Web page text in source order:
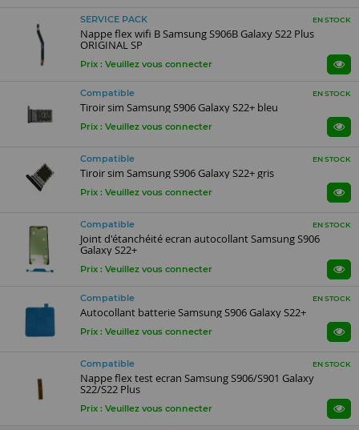
SERVICE PACK EN STOCK
Nappe flex wifi B Samsung S906B Galaxy S22 Plus
ORIGINAL SP
Prix : Veuillez vous connecter
Compatible EN STOCK
Tiroir sim Samsung S906 Galaxy S22+ bleu
Prix : Veuillez vous connecter
Compatible EN STOCK
Tiroir sim Samsung S906 Galaxy S22+ gris
Prix : Veuillez vous connecter
Compatible EN STOCK
Joint d'étanchéité ecran autocollant Samsung S906
Galaxy S22+
Prix : Veuillez vous connecter
Compatible EN STOCK
Autocollant batterie Samsung S906 Galaxy S22+
Prix : Veuillez vous connecter
Compatible EN STOCK
Nappe flex test ecran Samsung S906/S901 Galaxy
S22/S22 Plus
Prix : Veuillez vous connecter